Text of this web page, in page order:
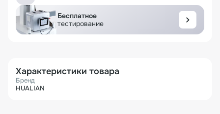
Бесплатное
тестирование
Характеристики товара
Бренд
HUALIAN